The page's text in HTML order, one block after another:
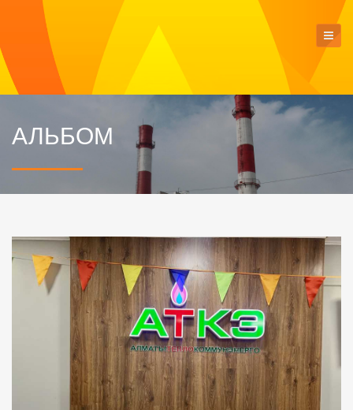
АЛЬБОМ